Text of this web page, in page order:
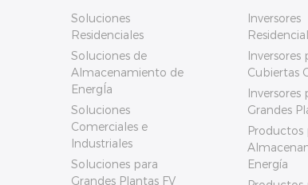
Soluciones
Residenciales
Soluciones de
Almacenamiento de
EnergÍa
Soluciones
Comerciales e
Industriales
Soluciones para
Grandes Plantas FV
Inversores
Inversores
Cubiertas
Inversores
Grandes
Productos
Energía